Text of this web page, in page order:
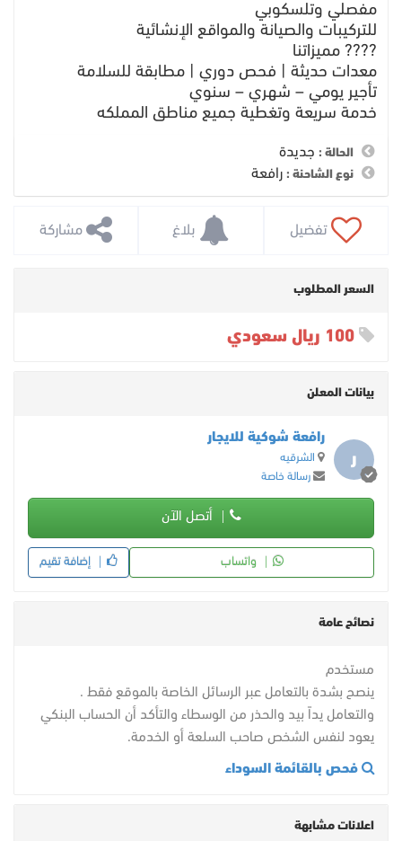
مفصلي وتلسكوبي
للتركيبات والصيانة والمواقع الإنشائية
???? مميزاتنا
معدات حديثة | فحص دوري | مطابقة للسلامة
تأجير يومي – شهري – سنوي
خدمة سريعة وتغطية جميع مناطق المملكه
الحالة : جديدة
نوع الشاحنة : رافعة
تفضيل مشاركة
السعر المطلوب
بيانات المعلن
ر
رافعة شوكية للايجار
الشرقيه
رسالة خاصة
أتصل الآن
واتساب إضافة تقيم
نصائح عامة
مستخدم
ينصح بشدة بالتعامل عبر الرسائل الخاصة بالموقع فقط .
والتعامل يداً بيد والحذر من الوسطاء والتأكد أن الحساب البنكي
يعود لنفس الشخص صاحب السلعة أو الخدمة.
فحص بالقائمة السوداء
اعلانات مشابهة